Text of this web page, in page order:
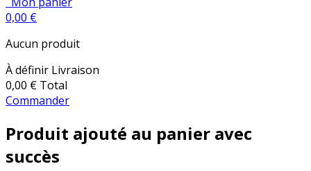
0,00 €
Aucun produit
À définir Livraison
0,00 € Total
Commander
Produit ajouté au panier avec
succès